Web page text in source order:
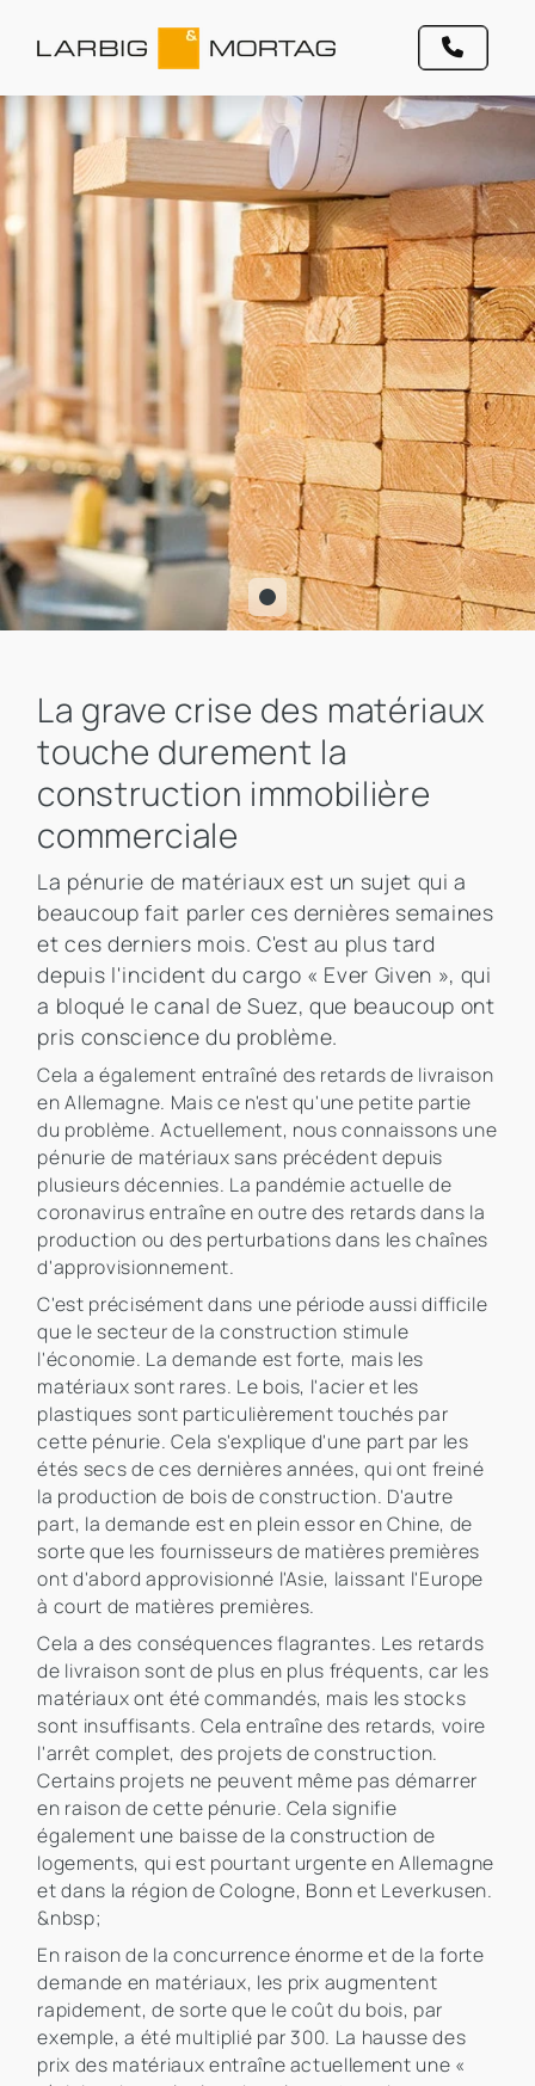
La grave crise des matériaux
touche durement la
construction immobilière
commerciale
La pénurie de matériaux est un sujet qui a
beaucoup fait parler ces dernières semaines
et ces derniers mois. C'est au plus tard
depuis l'incident du cargo « Ever Given », qui
a bloqué le canal de Suez, que beaucoup ont
pris conscience du problème.
Cela a également entraîné des retards de livraison
en Allemagne. Mais ce n'est qu'une petite partie
du problème. Actuellement, nous connaissons une
pénurie de matériaux sans précédent depuis
plusieurs décennies. La pandémie actuelle de
coronavirus entraîne en outre des retards dans la
production ou des perturbations dans les chaînes
d'approvisionnement.
C'est précisément dans une période aussi difficile
que le secteur de la construction stimule
l'économie. La demande est forte, mais les
matériaux sont rares. Le bois, l'acier et les
plastiques sont particulièrement touchés par
cette pénurie. Cela s'explique d'une part par les
étés secs de ces dernières années, qui ont freiné
la production de bois de construction. D'autre
part, la demande est en plein essor en Chine, de
sorte que les fournisseurs de matières premières
ont d'abord approvisionné l'Asie, laissant l'Europe
à court de matières premières.
Cela a des conséquences flagrantes. Les retards
de livraison sont de plus en plus fréquents, car les
matériaux ont été commandés, mais les stocks
sont insuffisants. Cela entraîne des retards, voire
l'arrêt complet, des projets de construction.
Certains projets ne peuvent même pas démarrer
en raison de cette pénurie. Cela signifie
également une baisse de la construction de
logements, qui est pourtant urgente en Allemagne
et dans la région de Cologne, Bonn et Leverkusen.
&nbsp;
En raison de la concurrence énorme et de la forte
demande en matériaux, les prix augmentent
rapidement, de sorte que le coût du bois, par
exemple, a été multiplié par 300. La hausse des
prix des matériaux entraîne actuellement une «